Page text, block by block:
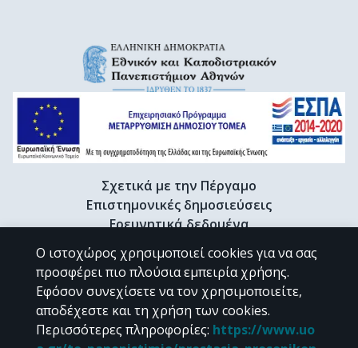
Σχετικά με την Πέργαμο
Επιστημονικές δημοσιεύσεις
Ερευνητικά δεδομένα
Διδακτορικές διατριβές & Γκρίζα βιβλιογραφία
Προφίλ Ερευνητή
CC BY-NC 4.0
Ο ιστοχώρος χρησιμοποιεί cookies για να σας
προσφέρει πιο πλούσια εμπειρία χρήσης.
Εφόσον συνεχίσετε να τον χρησιμοποιείτε,
αποδέχεστε και τη χρήση των cookies.
Περισσότερες πληροφορίες: https://www.uo